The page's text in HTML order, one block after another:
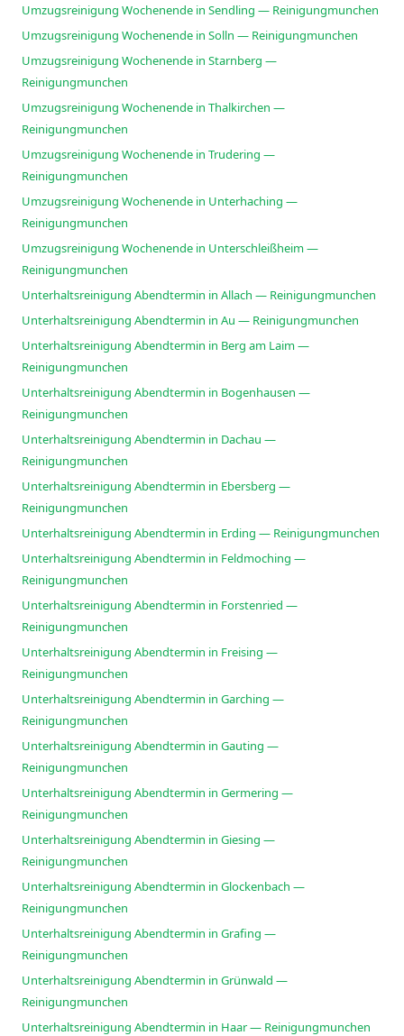
Umzugsreinigung Wochenende in Sendling — Reinigungmunchen
Umzugsreinigung Wochenende in Solln — Reinigungmunchen
Umzugsreinigung Wochenende in Starnberg —
Reinigungmunchen
Umzugsreinigung Wochenende in Thalkirchen —
Reinigungmunchen
Umzugsreinigung Wochenende in Trudering —
Reinigungmunchen
Umzugsreinigung Wochenende in Unterhaching —
Reinigungmunchen
Umzugsreinigung Wochenende in Unterschleißheim —
Reinigungmunchen
Unterhaltsreinigung Abendtermin in Allach — Reinigungmunchen
Unterhaltsreinigung Abendtermin in Au — Reinigungmunchen
Unterhaltsreinigung Abendtermin in Berg am Laim —
Reinigungmunchen
Unterhaltsreinigung Abendtermin in Bogenhausen —
Reinigungmunchen
Unterhaltsreinigung Abendtermin in Dachau —
Reinigungmunchen
Unterhaltsreinigung Abendtermin in Ebersberg —
Reinigungmunchen
Unterhaltsreinigung Abendtermin in Erding — Reinigungmunchen
Unterhaltsreinigung Abendtermin in Feldmoching —
Reinigungmunchen
Unterhaltsreinigung Abendtermin in Forstenried —
Reinigungmunchen
Unterhaltsreinigung Abendtermin in Freising —
Reinigungmunchen
Unterhaltsreinigung Abendtermin in Garching —
Reinigungmunchen
Unterhaltsreinigung Abendtermin in Gauting —
Reinigungmunchen
Unterhaltsreinigung Abendtermin in Germering —
Reinigungmunchen
Unterhaltsreinigung Abendtermin in Giesing —
Reinigungmunchen
Unterhaltsreinigung Abendtermin in Glockenbach —
Reinigungmunchen
Unterhaltsreinigung Abendtermin in Grafing —
Reinigungmunchen
Unterhaltsreinigung Abendtermin in Grünwald —
Reinigungmunchen
Unterhaltsreinigung Abendtermin in Haar — Reinigungmunchen